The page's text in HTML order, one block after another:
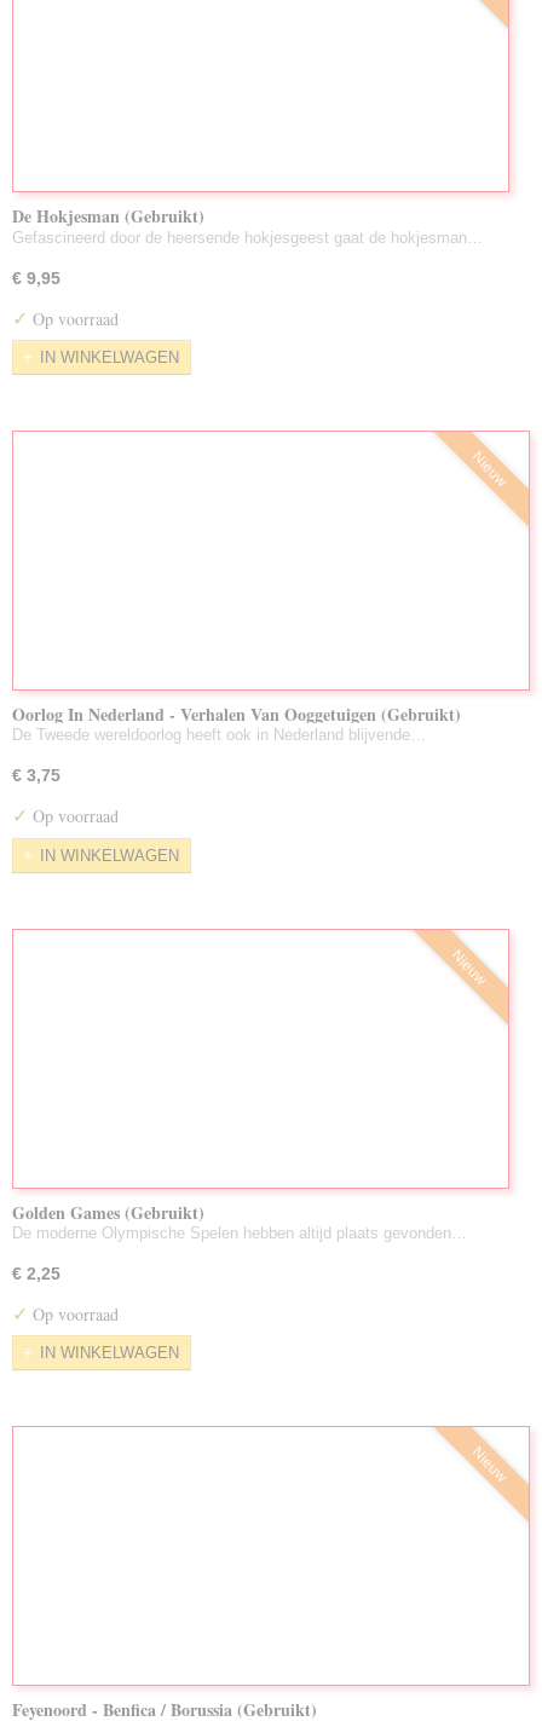
De Hokjesman (Gebruikt)
Gefascineerd door de heersende hokjesgeest gaat de hokjesman…
€ 9,95
✓ Op voorraad
IN WINKELWAGEN
Nieuw
Oorlog In Nederland - Verhalen Van Ooggetuigen (Gebruikt)
De Tweede wereldoorlog heeft ook in Nederland blijvende…
€ 3,75
✓ Op voorraad
IN WINKELWAGEN
Nieuw
Golden Games (Gebruikt)
De moderne Olympische Spelen hebben altijd plaats gevonden…
€ 2,25
✓ Op voorraad
IN WINKELWAGEN
Nieuw
Feyenoord - Benfica / Borussia (Gebruikt)